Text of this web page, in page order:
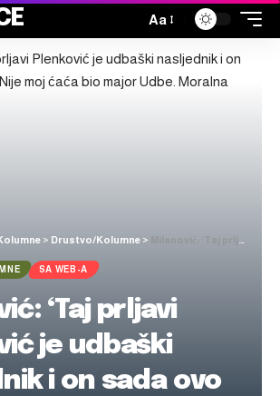
Aa
> Drustvo/Kolumne >
SA WEB-A
‘Taj prljavi
je udbaški
i on sada ovo